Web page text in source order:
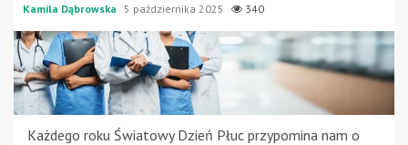
Kamila Dąbrowska 5 października 2025 340
Każdego roku Światowy Dzień Płuc przypomina nam o